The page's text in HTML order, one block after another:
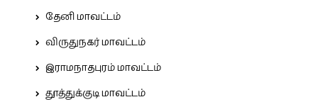
தேனி மாவட்டம்
விருதுநகர் மாவட்டம்
இராமநாதபுரம் மாவட்டம்
தூத்துக்குடி மாவட்டம்